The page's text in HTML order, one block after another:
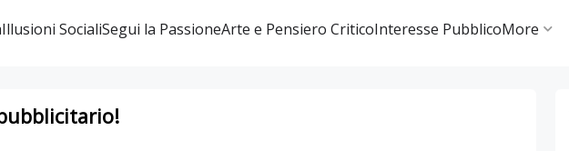
Illusioni SocialiSegui la PassioneArte e Pensiero CriticoInteresse PubblicoMore